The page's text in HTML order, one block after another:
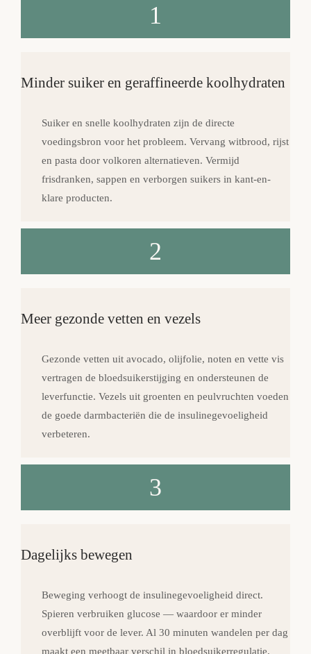
1
Minder suiker en geraffineerde koolhydraten
Suiker en snelle koolhydraten zijn de directe
voedingsbron voor het probleem. Vervang witbrood, rijst
en pasta door volkoren alternatieven. Vermijd
frisdranken, sappen en verborgen suikers in kant-en-
klare producten.
2
Meer gezonde vetten en vezels
Gezonde vetten uit avocado, olijfolie, noten en vette vis
vertragen de bloedsuikerstijging en ondersteunen de
leverfunctie. Vezels uit groenten en peulvruchten voeden
de goede darmbacteriën die de insulinegevoeligheid
verbeteren.
3
Dagelijks bewegen
Beweging verhoogt de insulinegevoeligheid direct.
Spieren verbruiken glucose — waardoor er minder
overblijft voor de lever. Al 30 minuten wandelen per dag
maakt een meetbaar verschil in bloedsuikerregulatie.